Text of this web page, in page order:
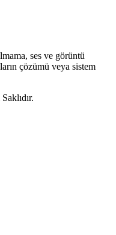
ses ve görüntü
çözümü veya sistem